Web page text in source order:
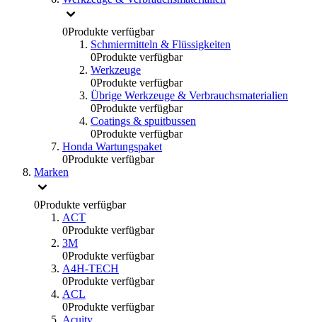
0Produkte verfügbar
Schmiermitteln & Flüssigkeiten
0Produkte verfügbar
Werkzeuge
0Produkte verfügbar
Übrige Werkzeuge & Verbrauchsmaterialien
0Produkte verfügbar
Coatings & spuitbussen
0Produkte verfügbar
Honda Wartungspaket
0Produkte verfügbar
Marken
0Produkte verfügbar
ACT
0Produkte verfügbar
3M
0Produkte verfügbar
A4H-TECH
0Produkte verfügbar
ACL
0Produkte verfügbar
Acuity